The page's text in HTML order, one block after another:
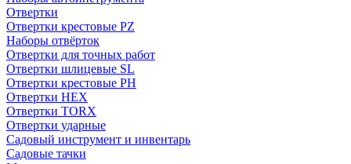
Отвертки
Отвертки крестовые PZ
Наборы отвёрток
Отвертки для точных работ
Отвертки шлицевые SL
Отвертки крестовые PH
Отвертки HEX
Отвертки TORX
Отвертки ударные
Садовый инструмент и инвентарь
Садовые тачки